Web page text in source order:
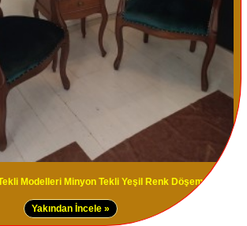
Modelleri Minyon Tekli Yeşil Renk Döşemeli
Yakından İncele »